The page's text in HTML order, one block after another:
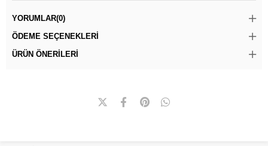
YORUMLAR(0)
ÖDEME SEÇENEKLERI
ÜRÜN ÖNERILERI